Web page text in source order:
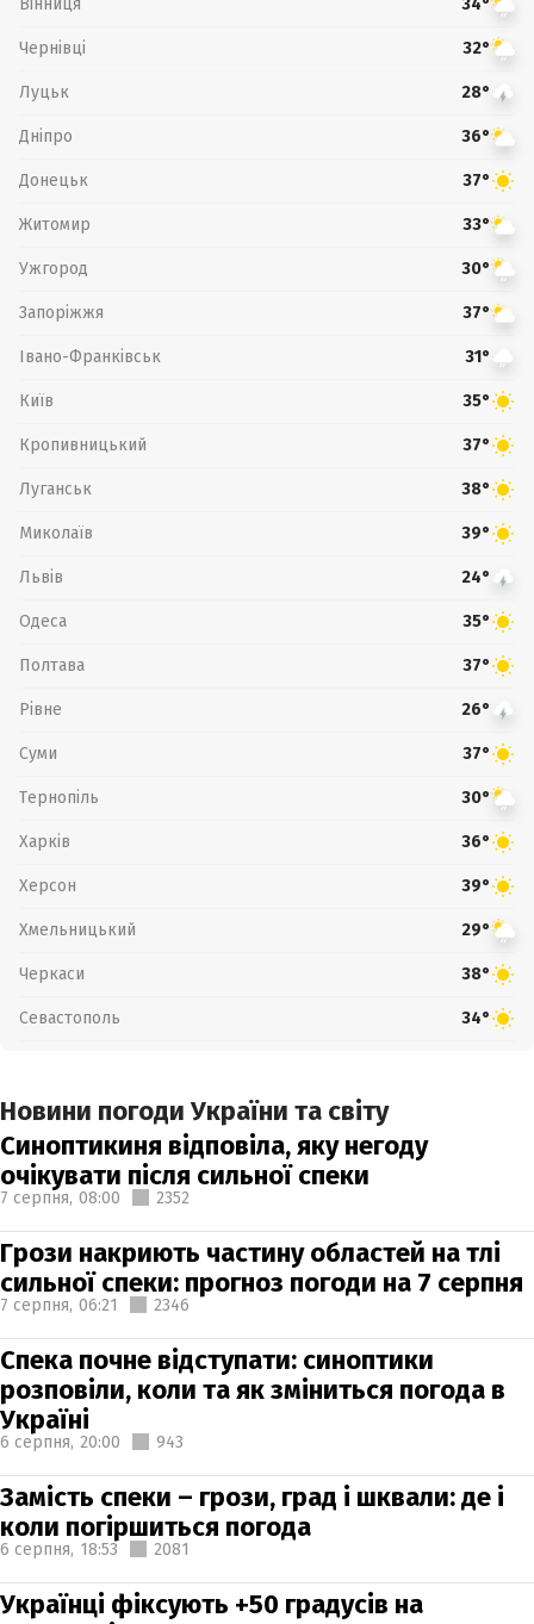
34°
Чернівці 32°
Луцьк 28°
Дніпро 36°
Донецьк 37°
Житомир 33°
Ужгород 30°
Запоріжжя 37°
Івано-Франківськ 31°
Київ 35°
Кропивницький 37°
Луганськ 38°
Миколаїв 39°
Львів 24°
Одеса 35°
Полтава 37°
Рівне 26°
Суми 37°
Тернопіль 30°
Харків 36°
Херсон 39°
Хмельницький 29°
Черкаси 38°
Севастополь 34°
Новини погоди України та світу
Синоптикиня відповіла, яку негоду
очікувати після сильної спеки
7 серпня, 08:00 2352
Грози накриють частину областей на тлі
сильної спеки: прогноз погоди на 7 серпня
7 серпня, 06:21 2346
Спека почне відступати: синоптики
розповіли, коли та як зміниться погода в
Україні
6 серпня, 20:00 943
Замість спеки – грози, град і шквали: де і
коли погіршиться погода
6 серпня, 18:53 2081
Українці фіксують +50 градусів на